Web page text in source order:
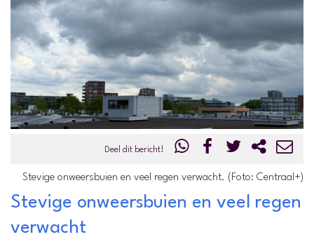
Vorig uur
Inklappen
Deel dit bericht!
Stevige onweersbuien en veel regen verwacht. (Foto: Centraal+)
Stevige onweersbuien en veel regen
verwacht